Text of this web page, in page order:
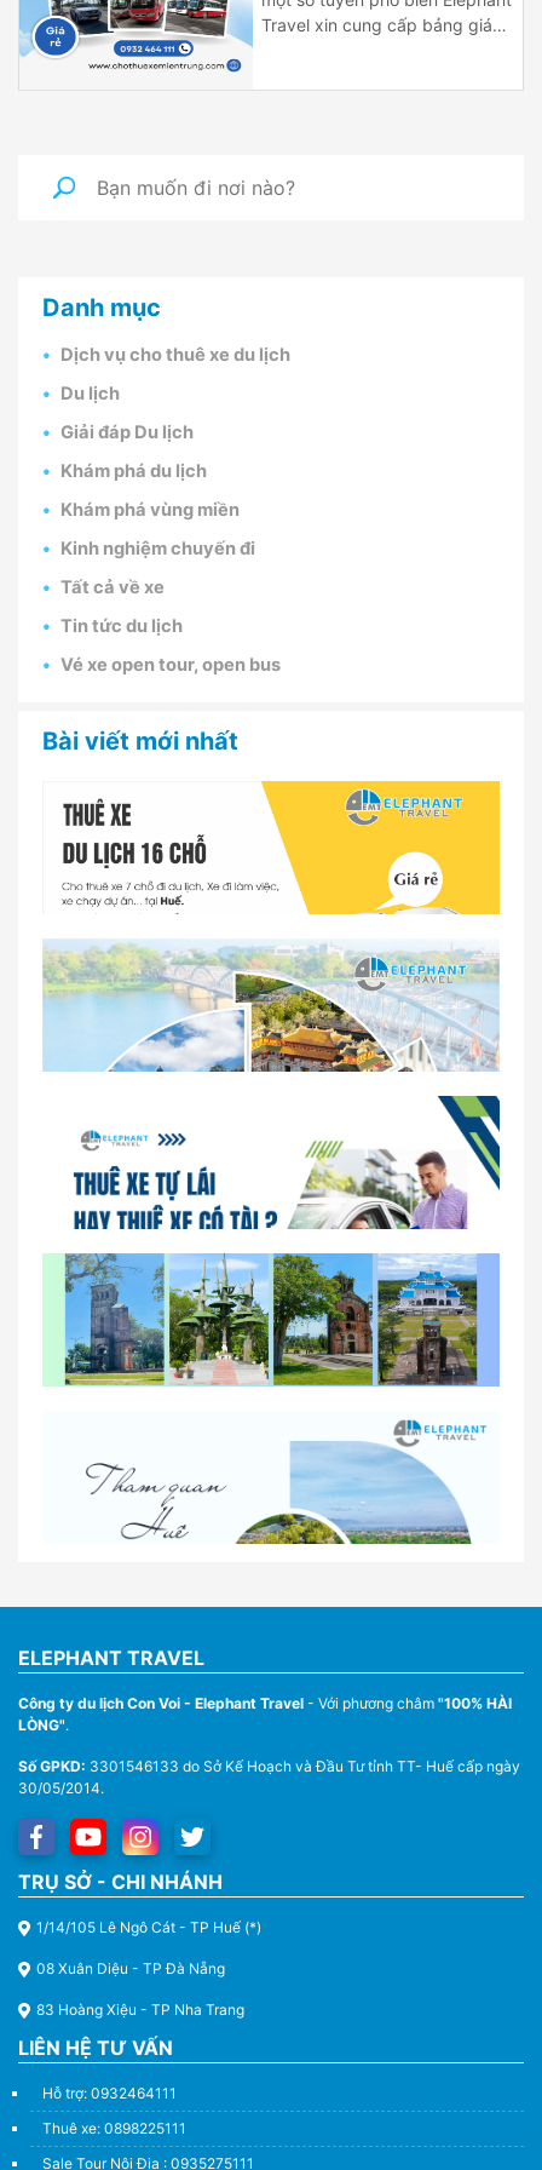
Travel xin cung cấp bảng giá
Danh mục
Dịch vụ cho thuê xe du lịch
Du lịch
Giải đáp Du lịch
Khám phá du lịch
Khám phá vùng miền
Kinh nghiệm chuyến đi
Tất cả về xe
Tin tức du lịch
Vé xe open tour, open bus
Bài viết mới nhất
Dịch vụ thuê xe 16 chỗ tại Huế 2026
So sánh thuê xe tự lái và thuê xe có tài xế tại Huế
Nhà Xe Con Voi – Dịch Vụ Cho Thuê Xe Từ Huế,
Sân Bay Phú Bài Đi Thánh Địa La Vang
Thuê Xe Du Lịch Tại Huế – Từ 4 Chỗ Đến 45 Chỗ
ELEPHANT TRAVEL
Công ty du lịch Con Voi - Elephant Travel - Với phương châm "100% HÀI
LÒNG".
Số GPKD: 3301546133 do Sở Kế Hoạch và Đầu Tư tỉnh TT- Huế cấp ngày
30/05/2014.
TRỤ SỞ - CHI NHÁNH
1/14/105 Lê Ngô Cát - TP Huế (*)
08 Xuân Diệu - TP Đà Nẵng
83 Hoàng Xiệu - TP Nha Trang
LIÊN HỆ TƯ VẤN
Hỗ trợ: 0932464111
Thuê xe: 0898225111
Sale Tour Nội Địa : 0935275111